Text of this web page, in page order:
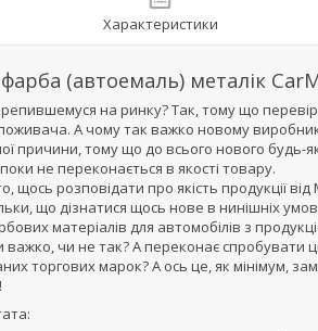
Характеристики
(автоемаль) металік
на ринку? Так, тому що
А чому так важко новому
причини, тому що до всього нового будь-
не переконається в якості товару.
розповідати про якість продукції
що дізнатися щось нове в нинішніх
матеріалів для автомобілів з
чи не так? А переконає спробувати
торгових марок? А ось це, як мінімум,